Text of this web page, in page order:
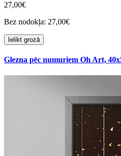
27,00€
Bez nodokļa: 27,00€
Ielikt grozā
Glezna pēc numuriem Oh Art,